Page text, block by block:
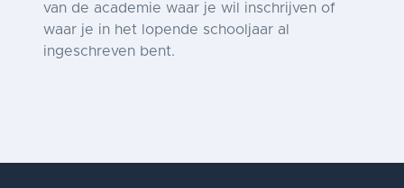
van de academie waar je wil inschrijven of
waar je in het lopende schooljaar al
ingeschreven bent.